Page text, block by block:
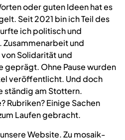
oder guten Ideen hat es
Seit 2021 bin ich Teil des
ich politisch und
Zusammenarbeit und
Solidarität und
Ohne Pause wurden
veröffentlicht. Und doch
ständig am Stottern.
Rubriken? Einige Sachen
Laufen gebracht.
Website. Zu mosaik-